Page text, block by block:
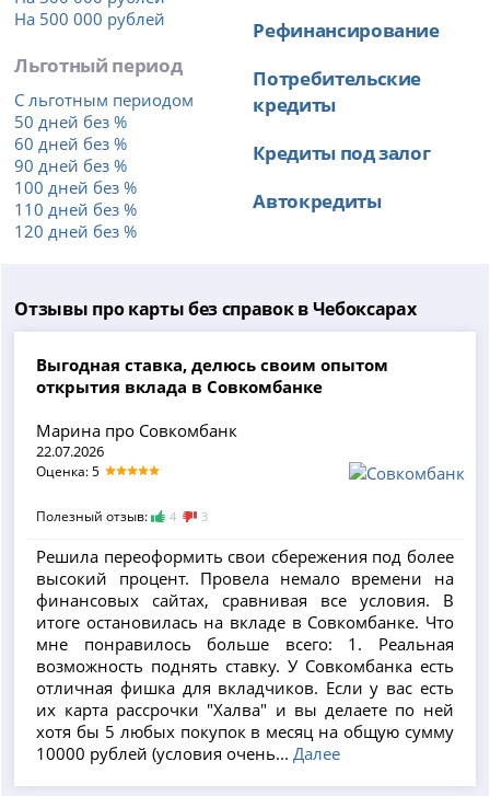
На 500 000 рублей
Льготный период
С льготным периодом
50 дней без %
60 дней без %
90 дней без %
100 дней без %
110 дней без %
120 дней без %
Рефинансирование
Потребительские
кредиты
Кредиты под залог
Автокредиты
Отзывы про карты без справок в Чебоксарах
Выгодная ставка, делюсь своим опытом
открытия вклада в Совкомбанке
Марина про Совкомбанк
22.07.2026
Оценка: 5
Полезный отзыв: 4 3
Решила переоформить свои сбережения под более
высокий процент. Провела немало времени на
финансовых сайтах, сравнивая все условия. В
итоге остановилась на вкладе в Совкомбанке. Что
мне понравилось больше всего: 1. Реальная
возможность поднять ставку. У Совкомбанка есть
отличная фишка для вкладчиков. Если у вас есть
их карта рассрочки "Халва" и вы делаете по ней
хотя бы 5 любых покупок в месяц на общую сумму
10000 рублей (условия очень...Далее